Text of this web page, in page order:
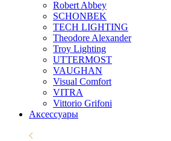
Robert Abbey
SCHONBEK
TECH LIGHTING
Theodore Alexander
Troy Lighting
UTTERMOST
VAUGHAN
Visual Comfort
VITRA
Vittorio Grifoni
Аксессуары